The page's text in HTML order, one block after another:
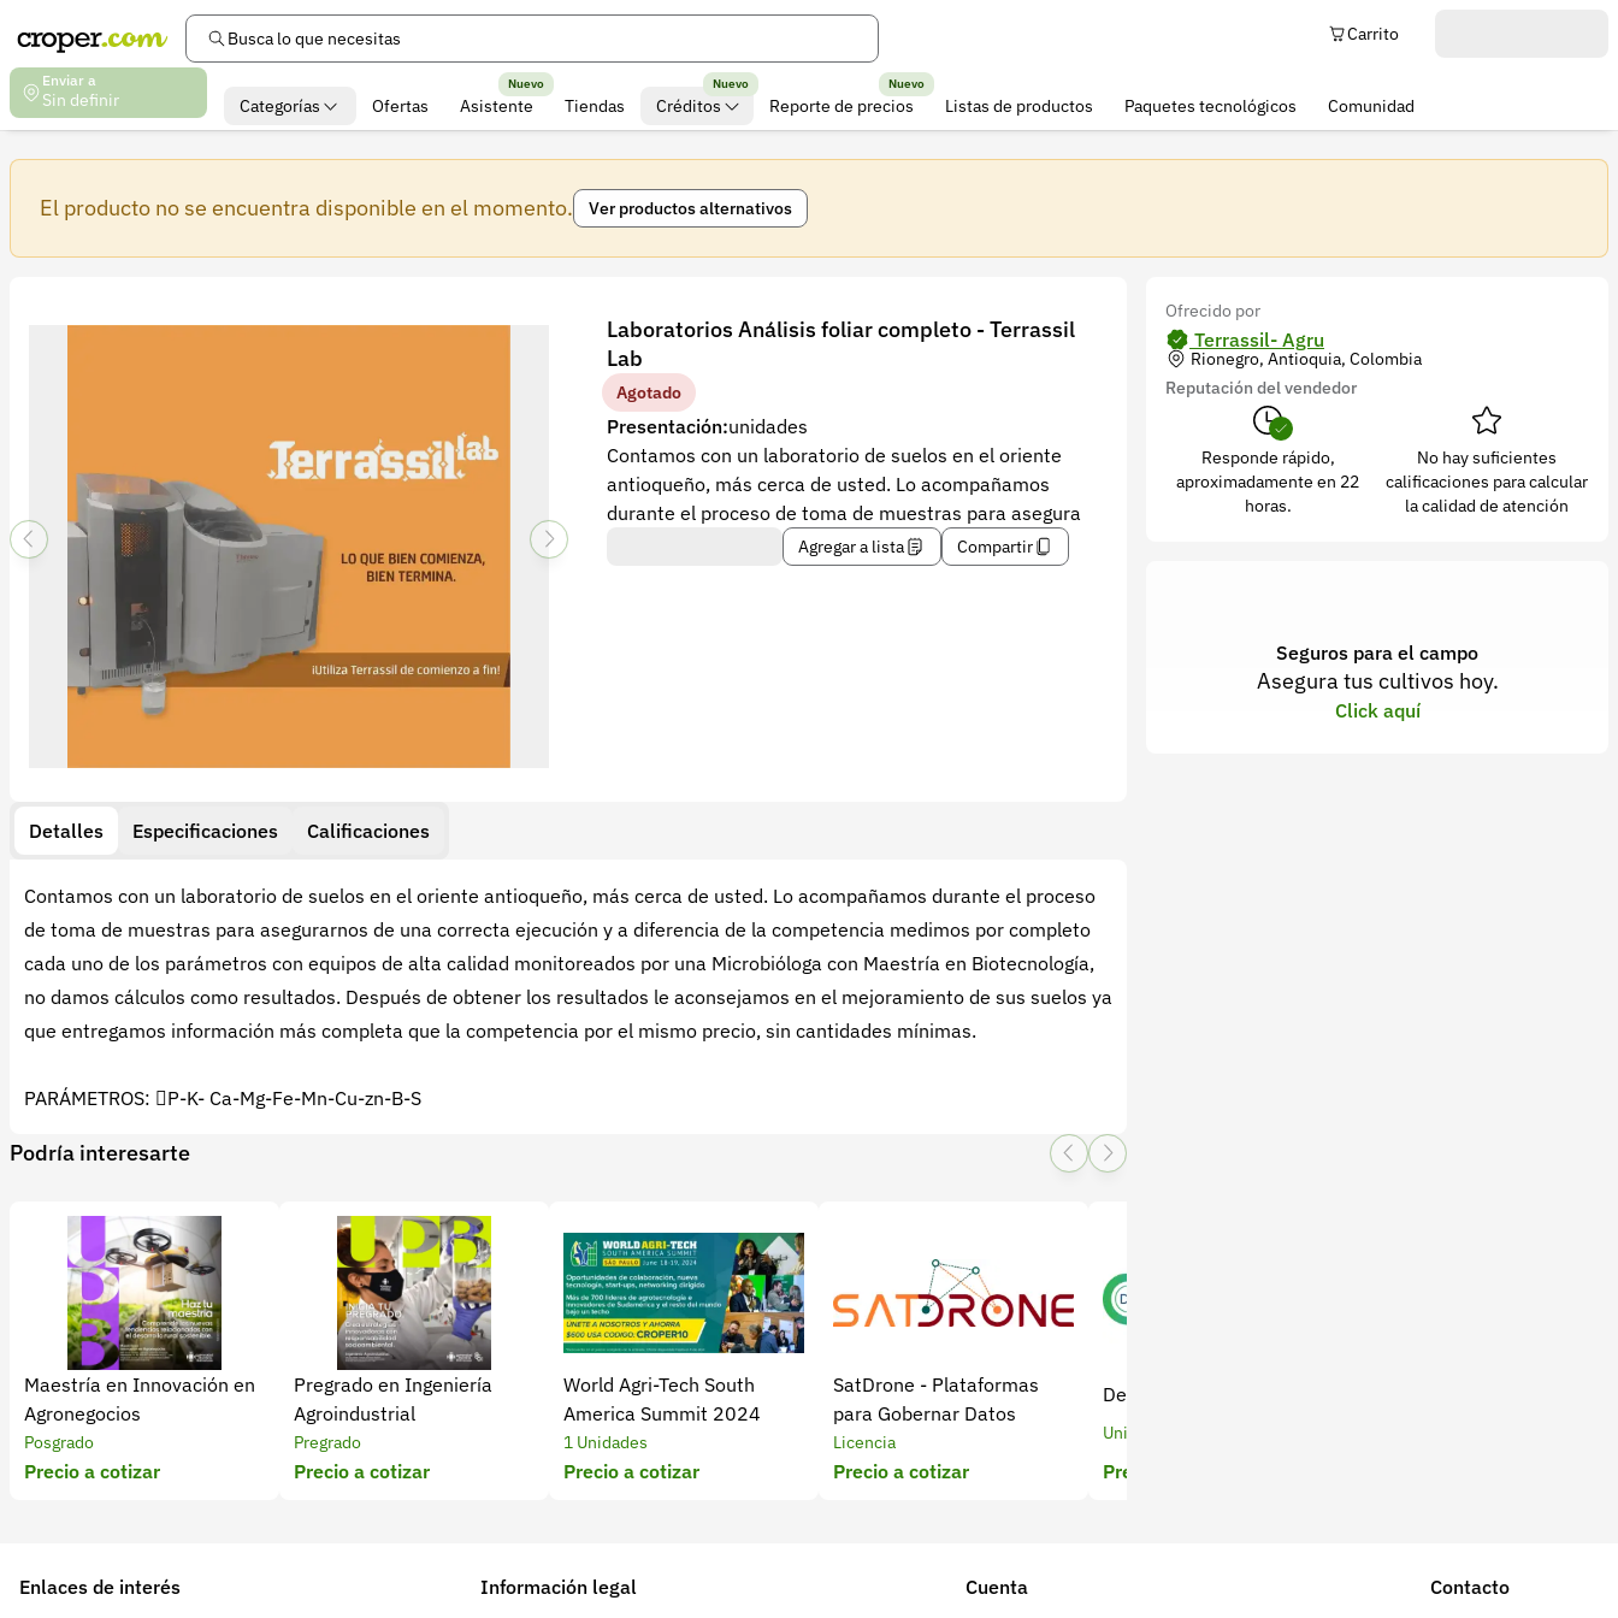
Busca lo que necesitas
Enviar a
Sin definir
Carrito
Categorías Ofertas Asistente
Nuevo
Tiendas Créditos
Nuevo
Reporte de precios
Nuevo
Listas de productos Paquetes tecnológicos Comunidad
El producto no se encuentra disponible en el momento. Ver productos alternativos
Laboratorios Análisis foliar completo - Terrassil
Lab
Agotado
Presentación:unidades
Contamos con un laboratorio de suelos en el oriente
antioqueño, más cerca de usted. Lo acompañamos
durante el proceso de toma de muestras para asegura
Agregar a lista Compartir
Detalles Especificaciones Calificaciones
Contamos con un laboratorio de suelos en el oriente antioqueño, más cerca de usted. Lo acompañamos durante el proceso
de toma de muestras para asegurarnos de una correcta ejecución y a diferencia de la competencia medimos por completo
cada uno de los parámetros con equipos de alta calidad monitoreados por una Microbióloga con Maestría en Biotecnología,
no damos cálculos como resultados. Después de obtener los resultados le aconsejamos en el mejoramiento de sus suelos ya
que entregamos información más completa que la competencia por el mismo precio, sin cantidades mínimas.
PARÁMETROS: 􀀍P-K- Ca-Mg-Fe-Mn-Cu-zn-B-S
Podría interesarte
Maestría en Innovación en
Agronegocios
Posgrado
Precio a cotizar
Pregrado en Ingeniería
Agroindustrial
Pregrado
Precio a cotizar
World Agri-Tech South
America Summit 2024
1 Unidades
Precio a cotizar
SatDrone - Plataformas
para Gobernar Datos
Licencia
Precio a cotizar
Density - Mapa Temático
Unidad
Precio a cotizar
Ofrecido por
Terrassil- Agru
Rionegro, Antioquia, Colombia
Reputación del vendedor
Responde rápido,
aproximadamente en 22
horas.
No hay suficientes
calificaciones para calcular
la calidad de atención
Seguros para el campo
Asegura tus cultivos hoy.
Click aquí
Enlaces de interés Información legal Cuenta Contacto